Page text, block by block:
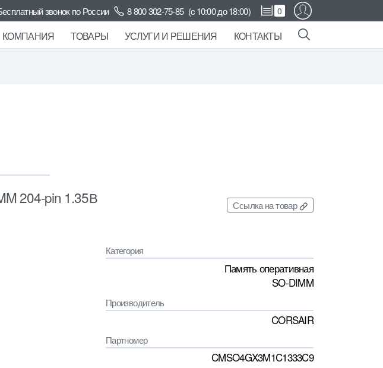
звонок по России 8 800 302-75-85 (c 10:00 до 18:00) 0
КОМПАНИЯ ТОВАРЫ УСЛУГИ И РЕШЕНИЯ КОНТАКТЫ
204-pin 1.35В Ссылка на товар
Категория
Память оперативная
SO-DIMM
Производитель
CORSAIR
Партномер
CMSO4GX3M1C1333C9